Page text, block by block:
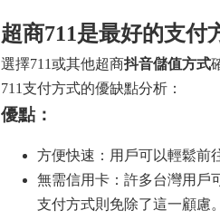
超商711是最好的支付
選擇711或其他超商抖音儲值方式
711支付方式的優缺點分析：
優點：
方便快速：用戶可以輕鬆前
無需信用卡：許多台灣用戶
支付方式則免除了這一顧慮。